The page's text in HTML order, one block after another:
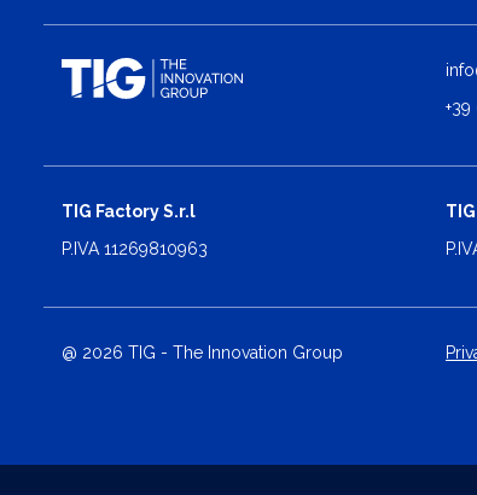
TIG Factory S.r.l
P.IVA 11269810963
@ 2026 TIG - The Innovation Group